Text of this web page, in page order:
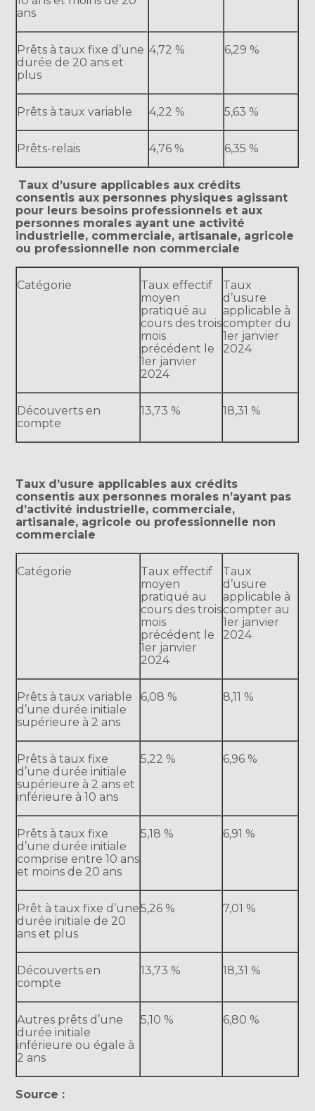
ans
Prêts à taux fixe d’une
durée de 20 ans et
plus
4,72 % 6,29 %
Prêts à taux variable 4,22 % 5,63 %
Prêts-relais 4,76 % 6,35 %
Taux d’usure applicables aux crédits
consentis aux personnes physiques agissant
pour leurs besoins professionnels et aux
personnes morales ayant une activité
industrielle, commerciale, artisanale, agricole
ou professionnelle non commerciale
Catégorie
Taux effectif
moyen
pratiqué au
cours des trois
mois
précédent le
1er janvier
2024
Taux
d’usure
applicable à
compter du
1er janvier
2024
Découverts en
compte
13,73 % 18,31 %
Taux d’usure applicables aux crédits
consentis aux personnes morales n’ayant pas
d’activité industrielle, commerciale,
artisanale, agricole ou professionnelle non
commerciale
Catégorie
Taux effectif
moyen
pratiqué au
cours des trois
mois
précédent le
1er janvier
2024
Taux
d’usure
applicable à
compter au
1er janvier
2024
Prêts à taux variable
d’une durée initiale
supérieure à 2 ans
6,08 % 8,11 %
Prêts à taux fixe
d’une durée initiale
supérieure à 2 ans et
inférieure à 10 ans
5,22 % 6,96 %
Prêts à taux fixe
d’une durée initiale
comprise entre 10 ans
et moins de 20 ans
5,18 % 6,91 %
Prêt à taux fixe d’une
durée initiale de 20
ans et plus
5,26 % 7,01 %
Découverts en
compte
13,73 % 18,31 %
Autres prêts d’une
durée initiale
inférieure ou égale à
2 ans
5,10 % 6,80 %
Source :